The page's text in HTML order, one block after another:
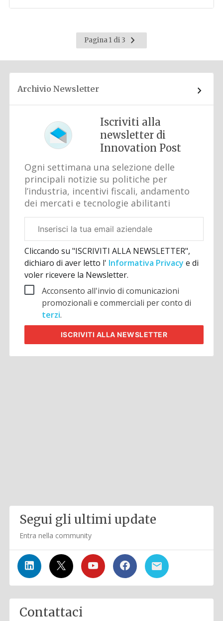
Pagina 1 di 3
Pagina
successiva
Archivio Newsletter
Iscriviti alla
newsletter di
Innovation Post
Ogni settimana una selezione delle
principali notizie su politiche per
l’industria, incentivi fiscali, andamento
dei mercati e tecnologie abilitanti
aziendale
Cliccando su "ISCRIVITI ALLA NEWSLETTER",
dichiaro di aver letto l' Informativa Privacye di
voler ricevere la Newsletter.
Acconsento all'invio di comunicazioni
promozionali e commerciali per conto di
terzi.
ISCRIVITI ALLA NEWSLETTER
Segui gli ultimi update
Entra nella community
Contattaci